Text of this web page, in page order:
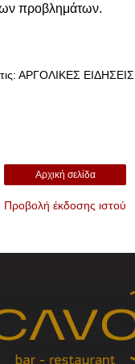
προβλημάτων.
ΑΡΓΟΛΙΚΕΣ ΕΙΔΗΣΕΙΣ
Αρχική σελίδα
Προβολή έκδοσης ιστού